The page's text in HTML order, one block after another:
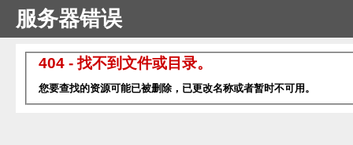
服务器错误
404 - 找不到文件或目录。
您要查找的资源可能已被删除，已更改名称或者暂时不可用。